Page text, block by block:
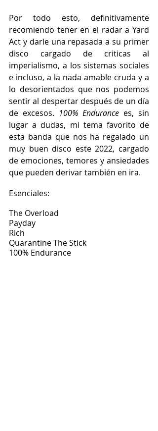
Por todo esto, definitivamente
recomiendo tener en el radar a Yard
Act y darle una repasada a su primer
disco cargado de criticas al
imperialismo, a los sistemas sociales
e incluso, a la nada amable cruda y a
lo desorientados que nos podemos
sentir al despertar después de un día
de excesos. 100% Endurance es, sin
lugar a dudas, mi tema favorito de
esta banda que nos ha regalado un
muy buen disco este 2022, cargado
de emociones, temores y ansiedades
que pueden derivar también en ira.
Esenciales:
The Overload
Payday
Rich
Quarantine The Stick
100% Endurance